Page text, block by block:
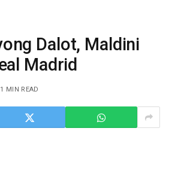
Dalot, Maldini
Madrid
1 MIN READ